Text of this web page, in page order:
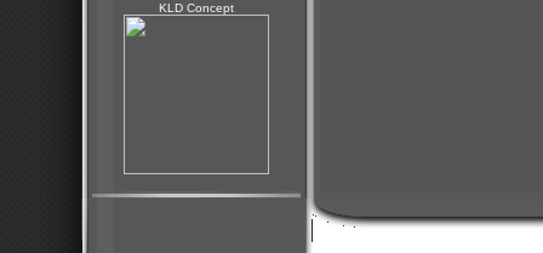
KLD Concept